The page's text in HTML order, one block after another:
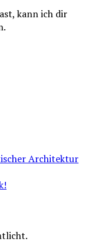
kann ich dir
Architektur